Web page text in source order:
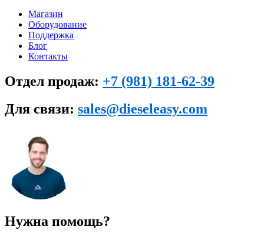
Магазин
Оборудование
Поддержка
Блог
Контакты
Отдел продаж: +7 (981) 181-62-39
Для связи: sales@dieseleasy.com
Нужна помощь?